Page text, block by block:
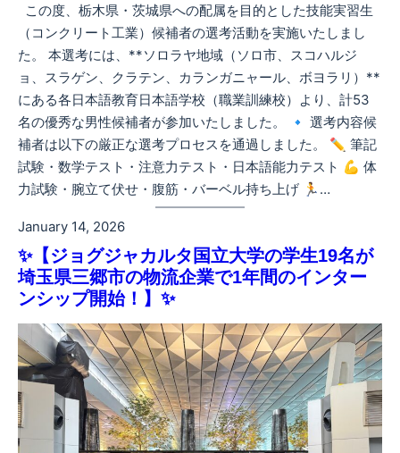
この度、栃木県・茨城県への配属を目的とした技能実習生
（コンクリート工業）候補者の選考活動を実施いたしまし
た。 本選考には、**ソロラヤ地域（ソロ市、スコハルジ
ョ、スラゲン、クラテン、カランガニャール、ボヨラリ）**
にある各日本語教育日本語学校（職業訓練校）より、計53
名の優秀な男性候補者が参加いたしました。 🔹 選考内容候
補者は以下の厳正な選考プロセスを通過しました。 ✏️ 筆記
試験・数学テスト・注意力テスト・日本語能力テスト 💪 体
力試験・腕立て伏せ・腹筋・バーベル持ち上げ 🏃…
January 14, 2026
✨【ジョグジャカルタ国立大学の学生19名が
埼玉県三郷市の物流企業で1年間のインター
ンシップ開始！】✨